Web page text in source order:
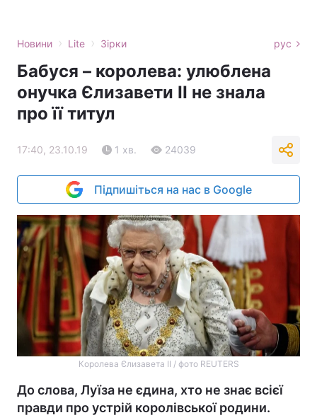
Новини › Lite › Зірки рус
Бабуся – королева: улюблена
онучка Єлизавети ІІ не знала
про її титул
17:40, 23.10.19 1 хв. 24039
Підпишіться на нас в Google
Королева Єлизавета ІІ / фото REUTERS
До слова, Луїза не єдина, хто не знає всієї
правди про устрій королівської родини.